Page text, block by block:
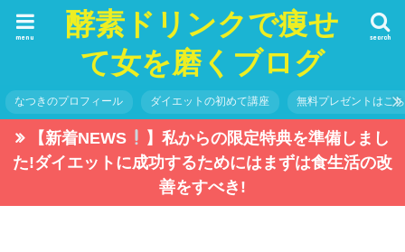
酵素ドリンクで痩せ
て女を磨くブログ
search
menu
なつきのプロフィール ダイエットの初めて講座 無料プレゼントはこ
【新着NEWS
】私からの限定特典を準備しまし
た!ダイエットに成功するためにはまずは食生活の改
善をすべき!